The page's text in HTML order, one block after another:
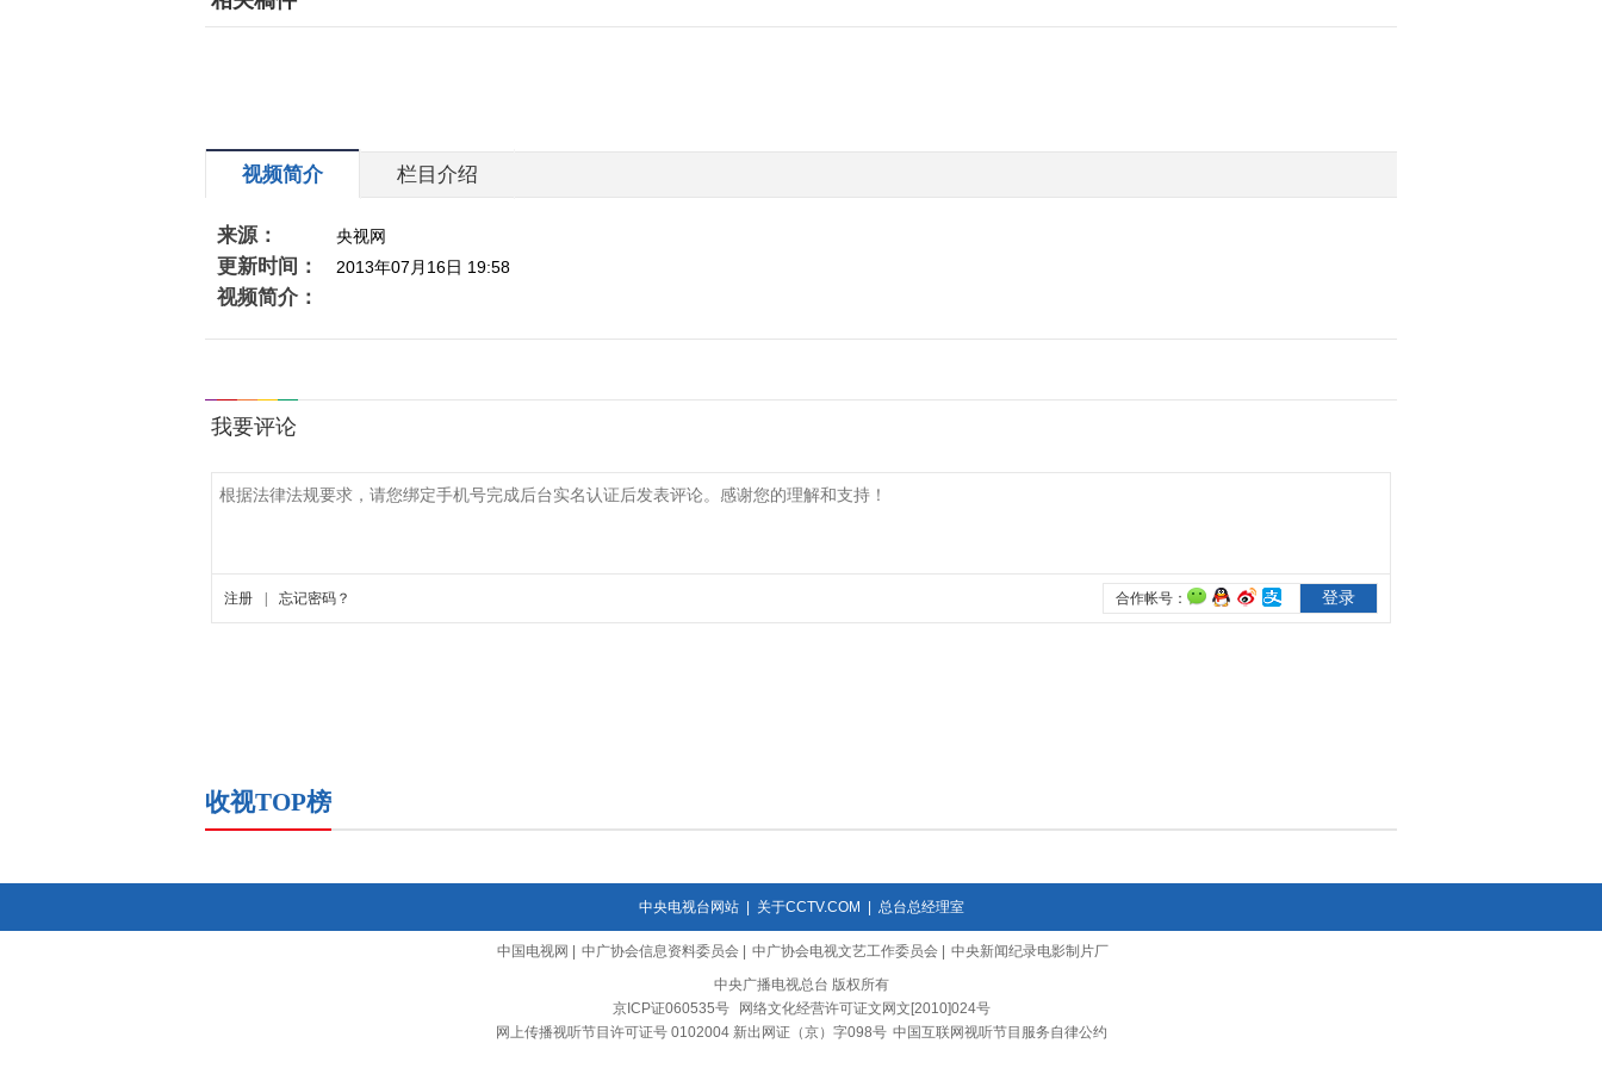
视频简介 栏目介绍
来源： 央视网
更新时间： 2013年07月16日 19:58
视频简介：
收视TOP榜
中央电视台网站| 关于CCTV.COM 总台总经理室
中国电视网 中广协会信息资料委员会 中广协会电视文艺工作委员会
中央新闻纪录电影制片厂
中央广播电视总台 版权所有
京ICP证060535号
网络文化经营许可证文网文[2010]024号
网上传播视听节目许可证号 0102004 新出网证（京）字098号 中国互联网视听节目服务自律公约